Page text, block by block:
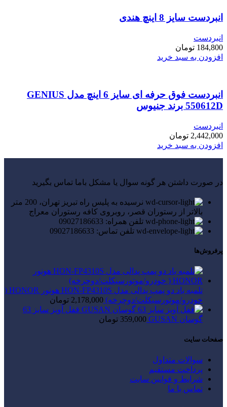
انبردست سایز 8 اینچ هندی
انبردست
184,800 تومان
افزودن به سبد خرید
انبردست فوق حرفه ای سایز 6 اینچ مدل GENIUS
550612D برند جنیوس
انبردست
2,442,000 تومان
افزودن به سبد خرید
در صورت داشتن هر گونه سوال یا مشکل باما تماس بگیرید
نرسیده به پلیس راه تبریز تهران، 200 متر
بالاتر از رستوران قصر، روبروی کافه رستوران معراج
تلفن همراه: 09027186633
تلفن تماس: 09027186633
پرفروش‌ها
تلمبه باد دو پمپ پدالی مدل HON-FP4310S هونور HONOR (
خودرو/موتورسیکلت/دوچرخه) 2,178,000 تومان
قفل آویز سایز 63
گوسان GUSAN
359,000 تومان
صفحات سایت
سوالات متداول
پرداخت مستقیم
شرایط و قوانین سایت
تماس با ما